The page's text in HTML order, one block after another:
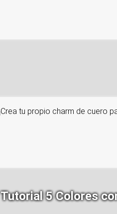
tu propio charm de cuero
5 Colores